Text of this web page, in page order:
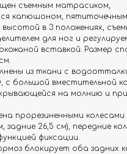
съемным матрасиком,
капюшоном,
высотой в 3 положениях,
для ног и
вставкой. Размер
из ткани с
с большой вместительной
на молнию и
прорезиненными колесами
задние 26,5 см), передние
фиксации.
блокирует оба задних